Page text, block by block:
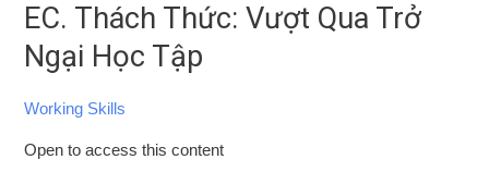
EC. Thách Thức: Vượt Qua Trở
Ngại Học Tập
Working Skills
Open to access this content
EC.
Thách
Thức:
Vượt
Trở